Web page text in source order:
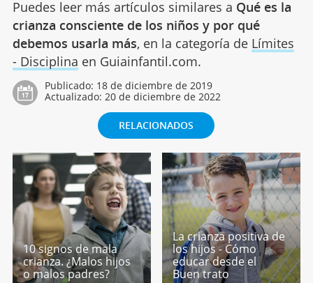
Puedes leer más artículos similares a Qué es la
crianza consciente de los niños y por qué
debemos usarla más, en la categoría de Límites
- Disciplina en Guiainfantil.com.
Publicado: 18 de diciembre de 2019
Actualizado: 20 de diciembre de 2022
RELACIONADOS
10 signos de mala
crianza. ¿Malos hijos
o malos padres?
La crianza positiva de
los hijos - Cómo
educar desde el
Buen trato